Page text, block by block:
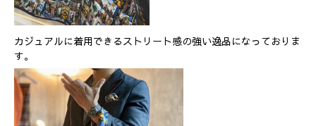
カジュアルに着用できるストリート感の強い逸品になっておりま
す。